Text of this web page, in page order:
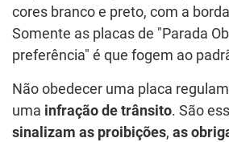
cores branco e preto, com a
Somente as placas de "Parada
preferência" é que fogem ao
Não obedecer uma placa
uma infração de trânsito. São
sinalizam as proibições, as